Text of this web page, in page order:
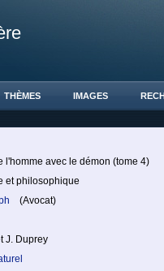
THÈMES IMAGES
l'homme avec le démon (tome 4)
et philosophique
(Avocat)
J. Duprey